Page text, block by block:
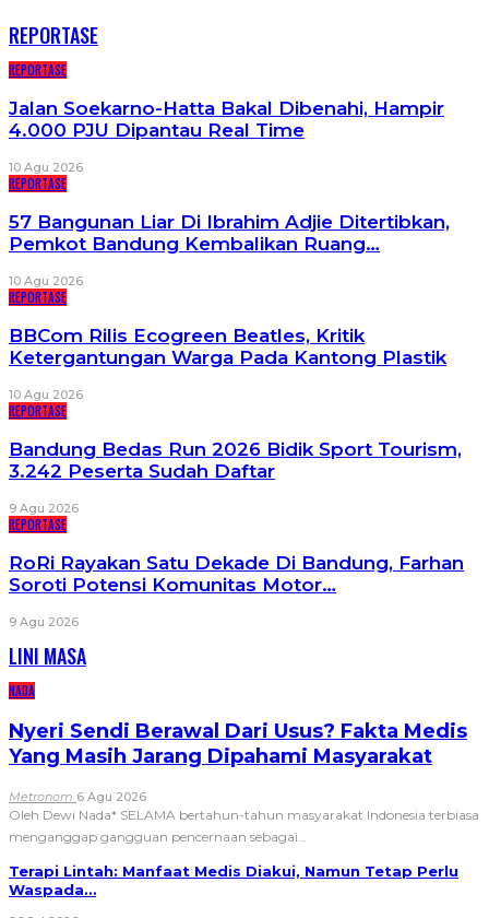
REPORTASE
REPORTASE
Jalan Soekarno-Hatta Bakal Dibenahi, Hampir
4.000 PJU Dipantau Real Time
10 Agu 2026
REPORTASE
57 Bangunan Liar Di Ibrahim Adjie Ditertibkan,
Pemkot Bandung Kembalikan Ruang…
10 Agu 2026
REPORTASE
BBCom Rilis Ecogreen Beatles, Kritik
Ketergantungan Warga Pada Kantong Plastik
10 Agu 2026
REPORTASE
Bandung Bedas Run 2026 Bidik Sport Tourism,
3.242 Peserta Sudah Daftar
9 Agu 2026
REPORTASE
RoRi Rayakan Satu Dekade Di Bandung, Farhan
Soroti Potensi Komunitas Motor…
9 Agu 2026
LINI MASA
NADA
Nyeri Sendi Berawal Dari Usus? Fakta Medis
Yang Masih Jarang Dipahami Masyarakat
Metronom 6 Agu 2026
Oleh Dewi Nada* SELAMA bertahun-tahun masyarakat Indonesia terbiasa
menganggap gangguan pencernaan sebagai…
Terapi Lintah: Manfaat Medis Diakui, Namun Tetap Perlu
Waspada…